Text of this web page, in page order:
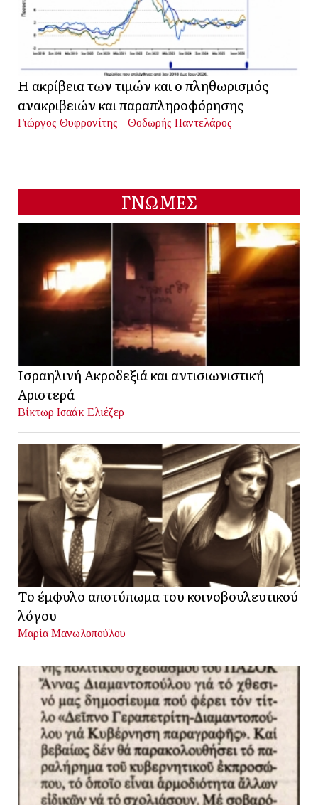
Η ακρίβεια των τιμών και ο πληθωρισμός
ανακριβειών και παραπληροφόρησης
Γιώργος Θυφρονίτης - Θοδωρής Παντελάρος
ΓΝΩΜΕΣ
Ισραηλινή Ακροδεξιά και αντισιωνιστική
Αριστερά
Βίκτωρ Ισαάκ Ελιέζερ
Το έμφυλο αποτύπωμα του κοινοβουλευτικού
λόγου
Μαρία Μανωλοπούλου